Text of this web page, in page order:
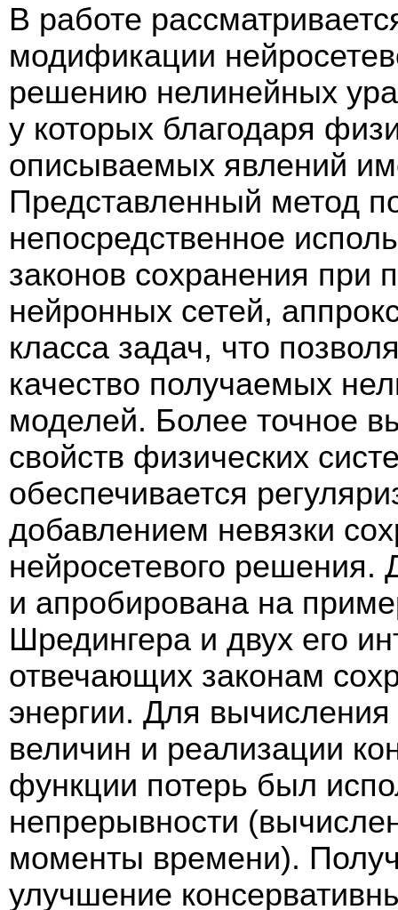
В работе
модификации
решению нелинейных
у которых благодаря
описываемых явлений
Представленный метод
непосредственное
законов сохранения при
нейронных сетей,
класса задач, что
качество получаемых
моделей. Более точное
свойств физических
обеспечивается
добавлением невязки
нейросетевого решения.
и апробирована на
Шредингера и двух его
отвечающих законам
энергии. Для
величин и реализации
функции потерь был
непрерывности
моменты времени).
улучшение